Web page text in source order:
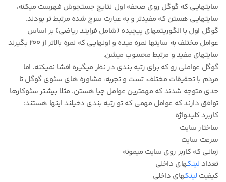
سایتهایی که گوگل روی صحفه اول نتایج جستجوش فهرست میکنه،
سایتهایی هستن که مفیدتر و به عبارت سرچ شده مرتبط تر بودند.
گوگل اول با الگوریتمهای پیچیده (شامل فرایند ریاضی) بر اساس
عوامل مختلف به سایتها نمره میده و اونهایی که نمره بالاتر از ۲۰۰ بگیرند
سایتهای مفید و مرتبط محسوب میشن.
گوگل عواملی رو که برای رتبه بندی در نظر میگیره افشا نمیکنه، اما
مردم با تحقیقات مختلف، تست و تجربه، مشاوره های سئوی گوگل تا
حدی متوجه شدند که مهمترین عوامل چیا هستن. مثلا بیشتر سئوکارها
توافق دارند که عوامل مهمی که تو رتبه بندی دخیلند اینها هستند:
کاربرد کلیدواژه
ساختار سایت
سرعت سایت
زمانی که کاربر روی سایت میمونه
تعداد لینکهای داخلی
کیفیت لینکهای داخلی